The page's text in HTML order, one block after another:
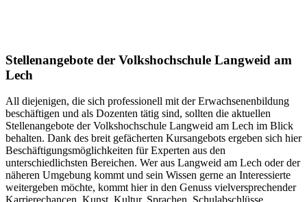
Stellenangebote der Volkshochschule Langweid am
Lech
All diejenigen, die sich professionell mit der Erwachsenenbildung
beschäftigen und als Dozenten tätig sind, sollten die aktuellen
Stellenangebote der Volkshochschule Langweid am Lech im Blick
behalten. Dank des breit gefächerten Kursangebots ergeben sich hier
Beschäftigungsmöglichkeiten für Experten aus den
unterschiedlichsten Bereichen. Wer aus Langweid am Lech oder der
näheren Umgebung kommt und sein Wissen gerne an Interessierte
weitergeben möchte, kommt hier in den Genuss vielversprechender